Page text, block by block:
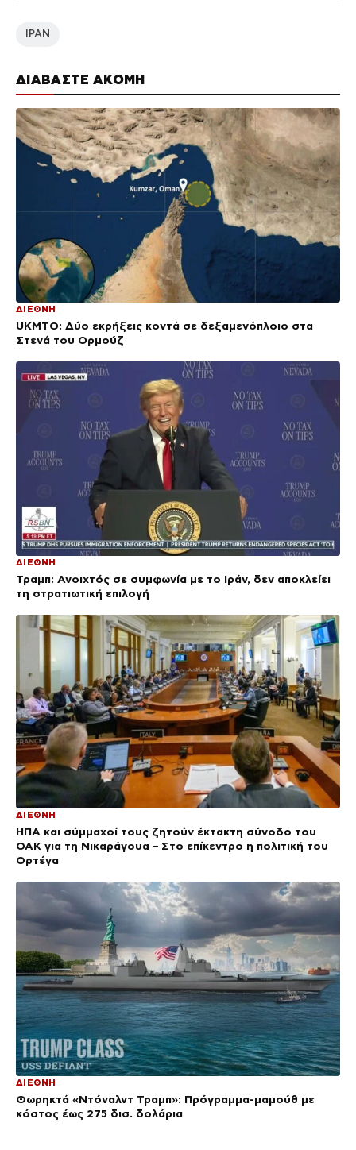
ΔΙΑΒΑΣΤΕ ΑΚΟΜΗ
ΔΙΕΘΝΗ
UKMTO: Δύο εκρήξεις κοντά σε δεξαμενόπλοιο στα
Στενά του Ορμούζ
ΔΙΕΘΝΗ
Τραμπ: Ανοιχτός σε συμφωνία με το Ιράν, δεν αποκλείει
τη στρατιωτική επιλογή
ΔΙΕΘΝΗ
ΗΠΑ και σύμμαχοί τους ζητούν έκτακτη σύνοδο του
ΟΑΚ για τη Νικαράγουα – Στο επίκεντρο η πολιτική του
Ορτέγα
ΔΙΕΘΝΗ
Θωρηκτά «Ντόναλντ Τραμπ»: Πρόγραμμα-μαμούθ με
κόστος έως 275 δισ. δολάρια
ΙΡΑΝ